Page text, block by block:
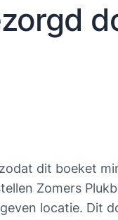
dit boeket
Zomers
locatie. Dit